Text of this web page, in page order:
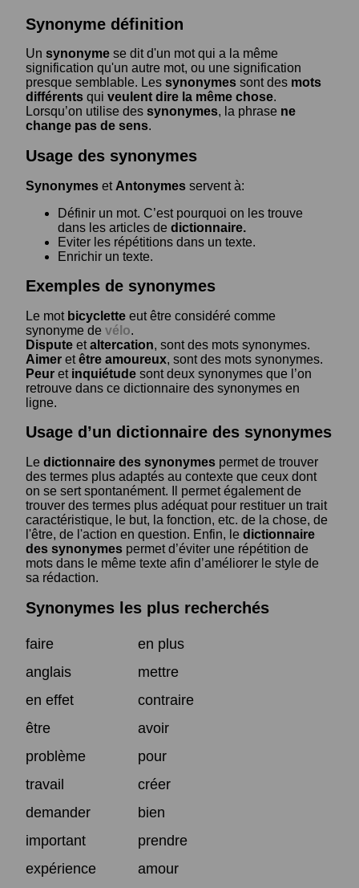
Synonyme définition
Un synonyme se dit d'un mot qui a la même
signification qu'un autre mot, ou une signification
presque semblable. Les synonymes sont des mots
différents qui veulent dire la même chose.
Lorsqu’on utilise des synonymes, la phrase ne
change pas de sens.
Usage des synonymes
Synonymes et Antonymes servent à:
Définir un mot. C’est pourquoi on les trouve
dans les articles de dictionnaire.
Eviter les répétitions dans un texte.
Enrichir un texte.
Exemples de synonymes
Le mot bicyclette eut être considéré comme
synonyme de vélo.
Dispute etaltercation, sont des mots synonymes.
Aimer etêtre amoureux, sont des mots synonymes.
Peur et inquiétude sont deux synonymes que l’on
retrouve dans ce dictionnaire des synonymes en
ligne.
Usage d’un dictionnaire des synonymes
Le dictionnaire des synonymes permet de trouver
des termes plus adaptés au contexte que ceux dont
on se sert spontanément. Il permet également de
trouver des termes plus adéquat pour restituer un trait
caractéristique, le but, la fonction, etc. de la chose, de
l'être, de l'action en question. Enfin, le dictionnaire
des synonymes permet d’éviter une répétition de
mots dans le même texte afin d’améliorer le style de
sa rédaction.
Synonymes les plus recherchés
faire
en plus
anglais
mettre
en effet
contraire
être
avoir
problème
pour
travail
créer
demander
bien
important
prendre
expérience
amour